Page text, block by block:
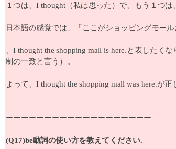
１つは、I thought（私は思った）で、もう１つ
日本語の感覚では、「ここがショッピングモー
、I thought the shopping mall is here.と表した
制の一致と言う）。
よって、I thought the shopping mall was here.が正
ーーーーーーーーーーーーーーーーーーー
(Q17)be動詞の使い方を教えてください.